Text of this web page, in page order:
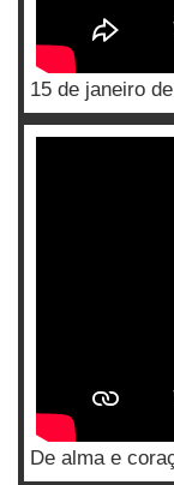
15 de janeiro
De alma e